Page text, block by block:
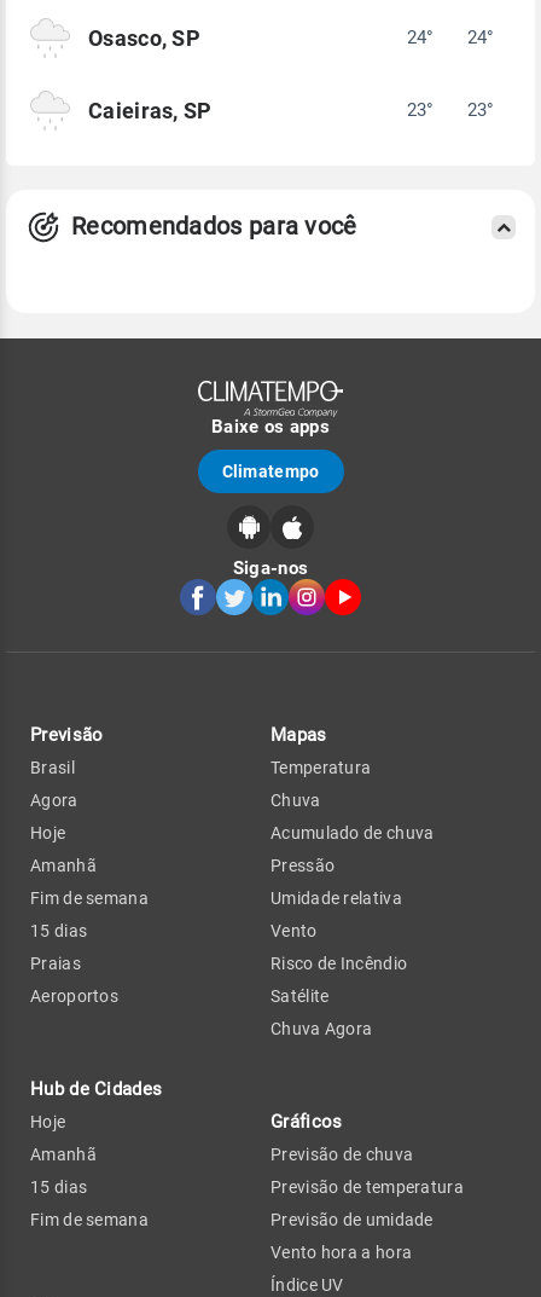
Osasco, SP 24° 24°
Caieiras, SP 23° 23°
Recomendados para você
Baixe os apps
Climatempo
Siga-nos
Previsão
Brasil
Agora
Hoje
Amanhã
Fim de semana
15 dias
Praias
Aeroportos
Hub de Cidades
Hoje
Amanhã
15 dias
Fim de semana
Mapas
Temperatura
Chuva
Acumulado de chuva
Pressão
Umidade relativa
Vento
Risco de Incêndio
Satélite
Chuva Agora
Gráficos
Previsão de chuva
Previsão de temperatura
Previsão de umidade
Vento hora a hora
Índice UV